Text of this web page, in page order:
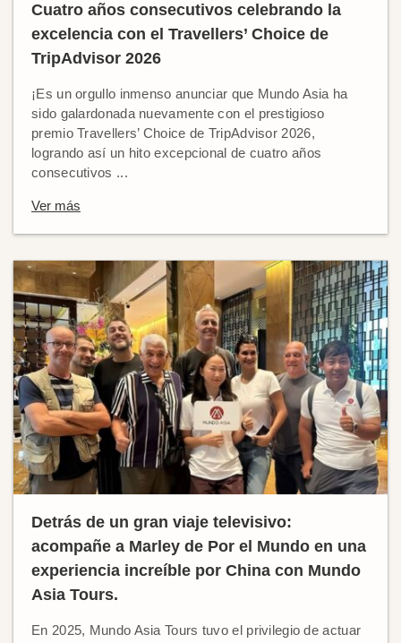
Cuatro años consecutivos celebrando la
excelencia con el Travellers’ Choice de
TripAdvisor 2026
¡Es un orgullo inmenso anunciar que Mundo Asia ha
sido galardonada nuevamente con el prestigioso
premio Travellers’ Choice de TripAdvisor 2026,
logrando así un hito excepcional de cuatro años
consecutivos ...
Ver más
Detrás de un gran viaje televisivo:
acompañe a Marley de Por el Mundo en una
experiencia increíble por China con Mundo
Asia Tours.
En 2025, Mundo Asia Tours tuvo el privilegio de actuar